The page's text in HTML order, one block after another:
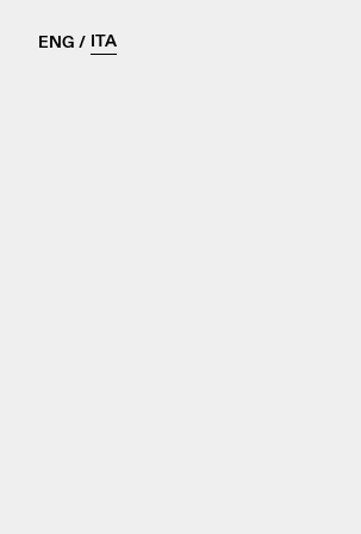
ENG / ITA